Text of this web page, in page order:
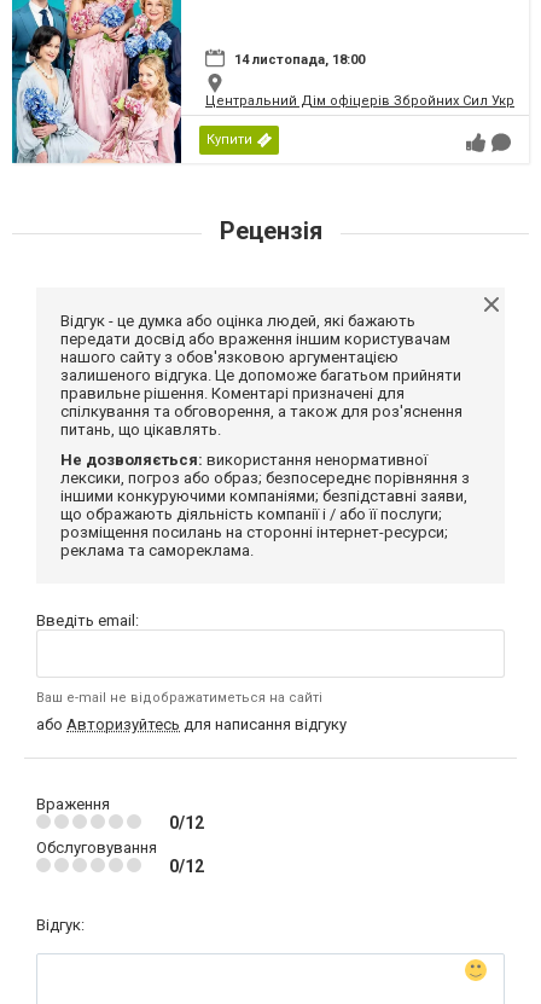
14 листопада, 18:00
Центральний Дім офіцерів Збройних Сил
Купити
Рецензія
Відгук - це думка або оцінка людей, які бажають
передати досвід або враження іншим користувачам
нашого сайту з обов'язковою аргументацією
залишеного відгука. Це допоможе багатьом прийняти
правильне рішення. Коментарі призначені для
спілкування та обговорення, а також для роз'яснення
питань, що цікавлять.
Не дозволяється: використання ненормативної
лексики, погроз або образ; безпосереднє порівняння з
іншими конкуруючими компаніями; безпідставні заяви,
що ображають діяльність компанії і / або її послуги;
розміщення посилань на сторонні інтернет-ресурси;
реклама та самореклама.
Введіть email:
Ваш e-mail не відображатиметься на сайті
або Авторизуйтесь для написання відгуку
Враження
0/12
Обслуговування
0/12
Відгук: